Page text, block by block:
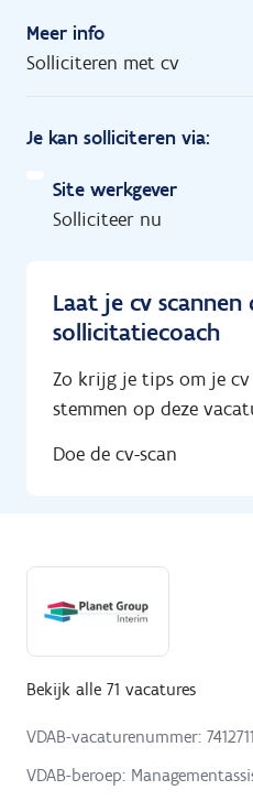
Meer info
Solliciteren met cv
Je kan solliciteren via:
Site werkgever
Solliciteer nu
Laat je cv
sollicitatiecoach
Zo krijg je tips om je
stemmen op deze
Doe de cv-scan
Bekijk alle 71 vacatures
VDAB-vacaturenummer:
VDAB-beroep: